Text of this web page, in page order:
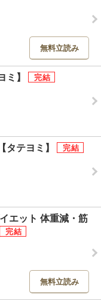
無料立読み
ミ】
タテヨミ】
エット 体重減・筋
無料立読み